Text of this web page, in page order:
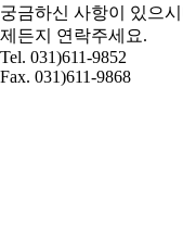
궁금하신 사항이 있으
제든지 연락주세요.
Tel. 031)611-9852
Fax. 031)611-9868